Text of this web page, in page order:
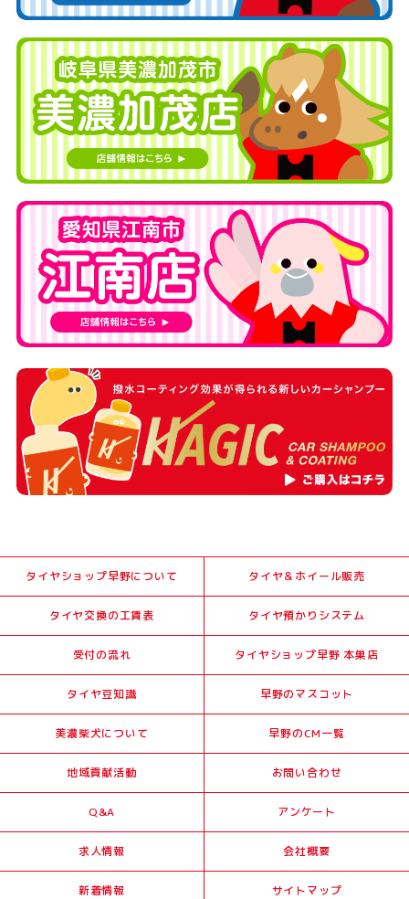
タイヤショップ早野について タイヤ＆ホイール販売
タイヤ交換の工賃表 タイヤ預かりシステム
受付の流れ タイヤショップ早野 本巣店
タイヤ豆知識 早野のマスコット
美濃柴犬について 早野のCM一覧
地域貢献活動 お問い合わせ
Q&A アンケート
求人情報 会社概要
新着情報 サイトマップ